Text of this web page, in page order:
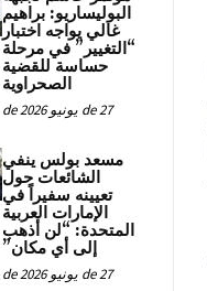
البوليساريو: براهيم
غالي يواجه اختبار
“التغيير” في مرحلة
حساسة للقضية
الصحراوية
27 de يونيو de 2026
مسعد بولس ينفي
الشائعات حول
تعيينه سفيراً في
الإمارات العربية
المتحدة: “لن أذهب
إلى أي مكان”
27 de يونيو de 2026